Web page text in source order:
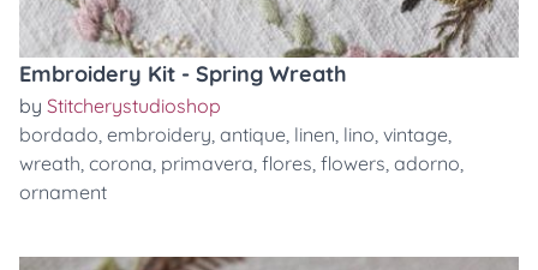
Embroidery Kit - Spring Wreath
by Stitcherystudioshop
bordado, embroidery, antique, linen, lino, vintage,
wreath, corona, primavera, flores, flowers, adorno,
ornament